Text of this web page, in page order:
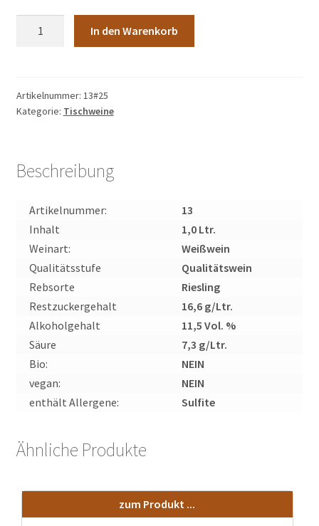
Riesling
Qualitätswein
Menge
In den Warenkorb
Artikelnummer: 13#25
Kategorie: Tischweine
Beschreibung
Artikelnummer:
13
Inhalt
1,0 Ltr.
Weinart:
Weißwein
Qualitätsstufe
Qualitätswein
Rebsorte
Riesling
Restzuckergehalt
16,6 g/Ltr.
Alkoholgehalt
11,5 Vol. %
Säure
7,3 g/Ltr.
Bio:
NEIN
vegan:
NEIN
enthält Allergene:
Sulfite
Ähnliche Produkte
zum Produkt ...